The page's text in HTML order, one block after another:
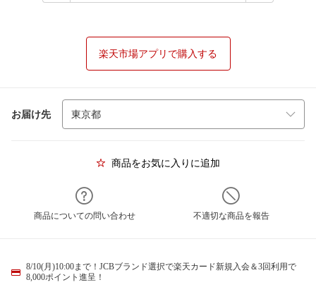
楽天市場アプリで購入する
お届け先
商品をお気に入りに追加
商品についての問い合わせ 不適切な商品を報告
8/10(月)10:00まで！JCBブランド選択で楽天カード新規入会＆3回利用で
8,000ポイント進呈！